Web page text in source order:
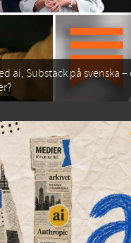
ai, Substack på svenska –